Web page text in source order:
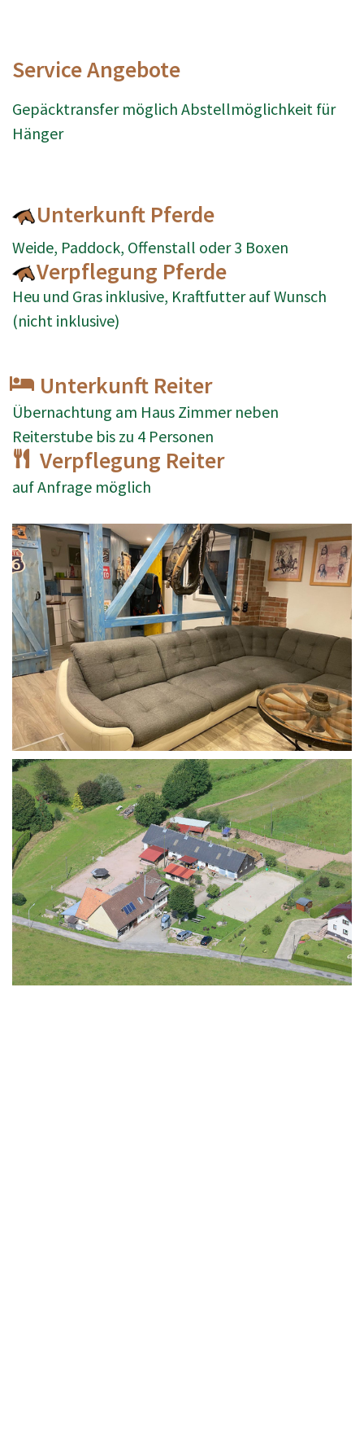
Service Angebote
Gepäcktransfer möglich Abstellmöglichkeit für
Hänger
Unterkunft Pferde
Weide, Paddock, Offenstall oder 3 Boxen
Verpflegung Pferde
Heu und Gras inklusive, Kraftfutter auf Wunsch
(nicht inklusive)
Unterkunft Reiter
Übernachtung am Haus Zimmer neben
Reiterstube bis zu 4 Personen
Verpflegung Reiter
auf Anfrage möglich